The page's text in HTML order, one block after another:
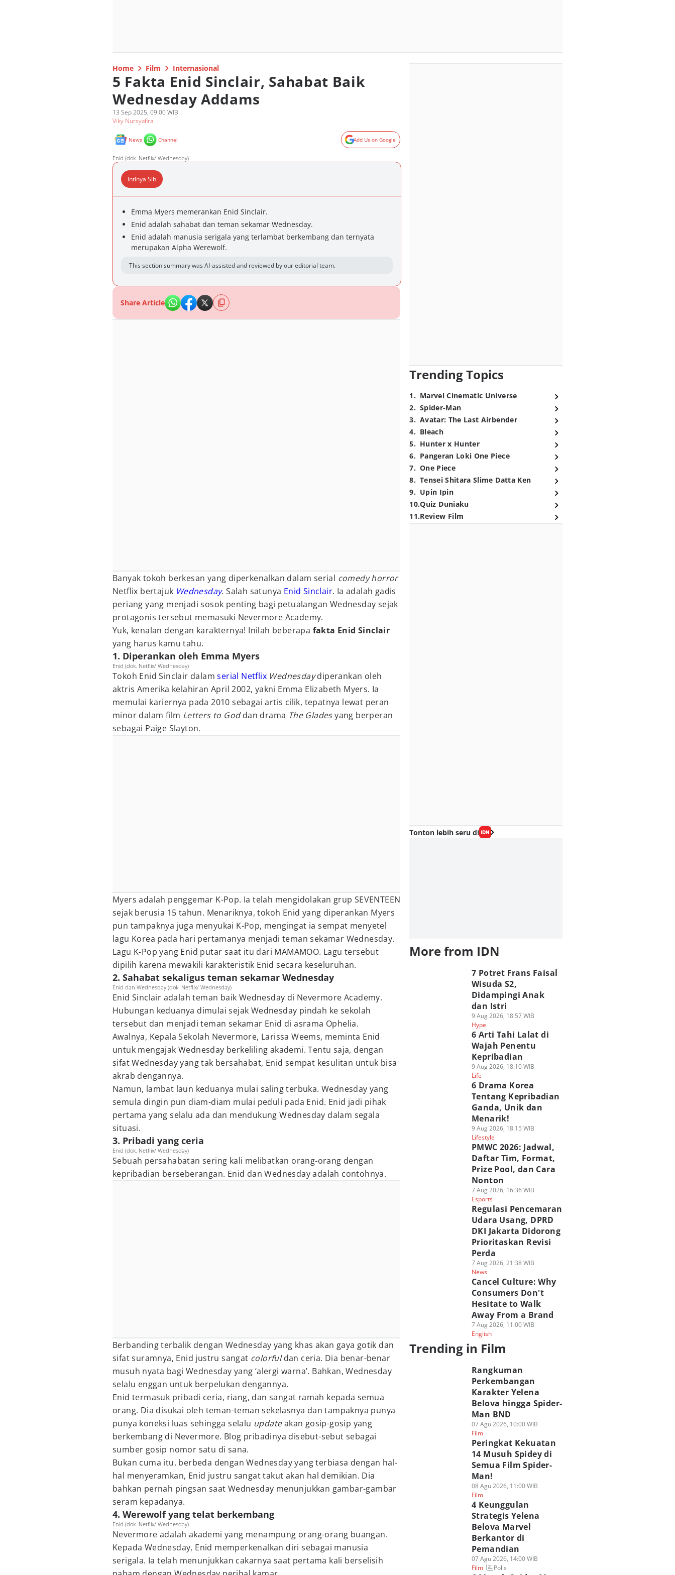
Home Film Internasional
5 Fakta Enid Sinclair, Sahabat Baik
Wednesday Addams
13 Sep 2025, 09:00 WIB
Viky Nursyafira
News Channel Add Us on Google
Enid (dok. Netflix/ Wednesday)
Intinya Sih
Emma Myers memerankan Enid Sinclair.
Enid adalah sahabat dan teman sekamar Wednesday.
Enid adalah manusia serigala yang terlambat berkembang dan ternyata
merupakan Alpha Werewolf.
This section summary was AI-assisted and reviewed by our editorial team.
Share Article
Banyak tokoh berkesan yang diperkenalkan dalam serial comedy horror
Netflix bertajuk Wednesday.Salah satunya Enid Sinclair. Ia adalah gadis
periang yang menjadi sosok penting bagi petualangan Wednesday sejak
protagonis tersebut memasuki Nevermore Academy.
Yuk, kenalan dengan karakternya! Inilah beberapa fakta Enid Sinclair
yang harus kamu tahu.
1. Diperankan oleh Emma Myers
Enid (dok. Netflix/ Wednesday)
Tokoh Enid Sinclair dalamserial Netflix Wednesdaydiperankan oleh
aktris Amerika kelahiran April 2002, yakni Emma Elizabeth Myers. Ia
memulai kariernya pada 2010 sebagai artis cilik, tepatnya lewat peran
minor dalam film Letters to Goddan drama The Gladesyang berperan
sebagai Paige Slayton.
Myers adalah penggemar K-Pop. Ia telah mengidolakan grup SEVENTEEN
sejak berusia 15 tahun. Menariknya, tokoh Enid yang diperankan Myers
pun tampaknya juga menyukai K-Pop, mengingat ia sempat menyetel
lagu Korea pada hari pertamanya menjadi teman sekamar Wednesday.
Lagu K-Pop yang Enid putar saat itu dari MAMAMOO. Lagu tersebut
dipilih karena mewakili karakteristik Enid secara keseluruhan.
2. Sahabat sekaligus teman sekamar Wednesday
Enid dan Wednesday (dok. Netflix/ Wednesday)
Enid Sinclair adalah teman baik Wednesday di Nevermore Academy.
Hubungan keduanya dimulai sejak Wednesday pindah ke sekolah
tersebut dan menjadi teman sekamar Enid di asrama Ophelia.
Awalnya, Kepala Sekolah Nevermore, Larissa Weems, meminta Enid
untuk mengajak Wednesday berkeliling akademi. Tentu saja, dengan
sifat Wednesday yang tak bersahabat, Enid sempat kesulitan untuk bisa
akrab dengannya.
Namun, lambat laun keduanya mulai saling terbuka. Wednesday yang
semula dingin pun diam-diam mulai peduli pada Enid. Enid jadi pihak
pertama yang selalu ada dan mendukung Wednesday dalam segala
situasi.
3. Pribadi yang ceria
Enid (dok. Netflix/ Wednesday)
Sebuah persahabatan sering kali melibatkan orang-orang dengan
kepribadian berseberangan. Enid dan Wednesday adalah contohnya.
Berbanding terbalik dengan Wednesday yang khas akan gaya gotik dan
sifat suramnya, Enid justru sangat colorfuldan ceria. Dia benar-benar
musuh nyata bagi Wednesday yang ‘alergi warna’. Bahkan, Wednesday
selalu enggan untuk berpelukan dengannya.
Enid termasuk pribadi ceria, riang, dan sangat ramah kepada semua
orang. Dia disukai oleh teman-teman sekelasnya dan tampaknya punya
punya koneksi luas sehingga selalu updateakan gosip-gosip yang
berkembang di Nevermore. Blog pribadinya disebut-sebut sebagai
sumber gosip nomor satu di sana.
Bukan cuma itu, berbeda dengan Wednesday yang terbiasa dengan hal-
hal menyeramkan, Enid justru sangat takut akan hal demikian. Dia
bahkan pernah pingsan saat Wednesday menunjukkan gambar-gambar
seram kepadanya.
4. Werewolf yang telat berkembang
Enid (dok. Netflix/ Wednesday)
Nevermore adalah akademi yang menampung orang-orang buangan.
Kepada Wednesday, Enid memperkenalkan diri sebagai manusia
serigala. Ia telah menunjukkan cakarnya saat pertama kali berselisih
Trending Topics
1. Marvel Cinematic Universe
2. Spider-Man
3. Avatar: The Last Airbender
4. Bleach
5. Hunter x Hunter
6. Pangeran Loki One Piece
7. One Piece
8. Tensei Shitara Slime Datta Ken
9. Upin Ipin
10.Quiz Duniaku
11.Review Film
Tonton lebih seru di
More from IDN
7 Potret Frans Faisal
Wisuda S2,
Didampingi Anak
dan Istri
9 Aug 2026, 18:57 WIB
Hype
6 Arti Tahi Lalat di
Wajah Penentu
Kepribadian
9 Aug 2026, 18:10 WIB
Life
6 Drama Korea
Tentang Kepribadian
Ganda, Unik dan
Menarik!
9 Aug 2026, 18:15 WIB
Lifestyle
PMWC 2026: Jadwal,
Daftar Tim, Format,
Prize Pool, dan Cara
Nonton
7 Aug 2026, 16:36 WIB
Esports
Regulasi Pencemaran
Udara Usang, DPRD
DKI Jakarta Didorong
Prioritaskan Revisi
Perda
7 Aug 2026, 21:38 WIB
News
Cancel Culture: Why
Consumers Don't
Hesitate to Walk
Away From a Brand
7 Aug 2026, 11:00 WIB
English
Trending in Film
Rangkuman
Perkembangan
Karakter Yelena
Belova hingga Spider-
Man BND
07 Agu 2026, 10:00 WIB
Film
Peringkat Kekuatan
14 Musuh Spidey di
Semua Film Spider-
Man!
08 Agu 2026, 11:00 WIB
Film
4 Keunggulan
Strategis Yelena
Belova Marvel
Berkantor di
Pemandian
07 Agu 2026, 14:00 WIB
Film
Polls